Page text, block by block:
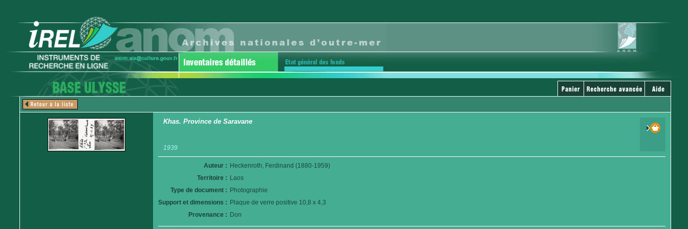
Khas. Province de Saravane
1939
Auteur : Heckenroth, Ferdinand (1880-1959)
Territoire : Laos
Type de document : Photographie
Support et dimensions : Plaque de verre positive 10,8 x 4,3
Provenance : Don